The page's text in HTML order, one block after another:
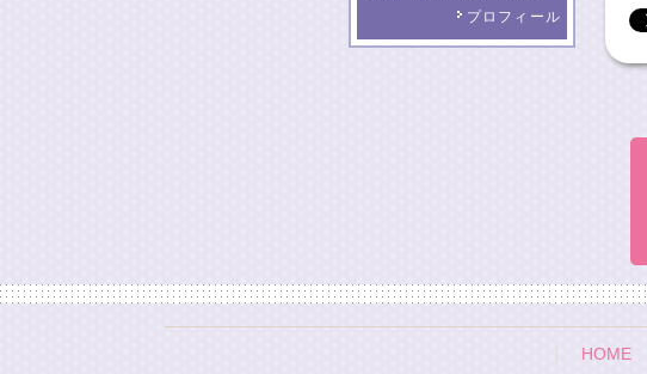
プロフィール
HOME